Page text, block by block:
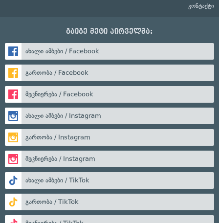
კონტაქტი
გაიგე მეტი პირველმა:
ახალი ამბები / Facebook
გართობა / Facebook
მეცნიერება / Facebook
ახალი ამბები / Instagram
გართობა / Instagram
მეცნიერება / Instagram
ახალი ამბები / TikTok
გართობა / TikTok